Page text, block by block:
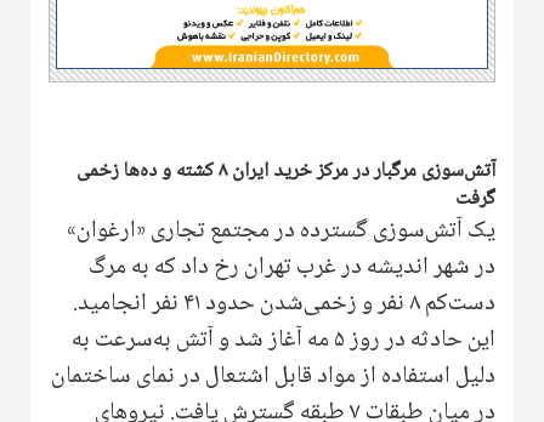
آتش‌سوزی مرگبار در مرکز خرید ایران ۸ کشته و ده‌ها زخمی
گرفت
یک آتش‌سوزی گسترده در مجتمع تجاری «ارغوان»
در شهر اندیشه در غرب تهران رخ داد که به مرگ
دست‌کم ۸ نفر و زخمی‌شدن حدود ۴۱ نفر انجامید.
این حادثه در روز ۵ مه آغاز شد و آتش به‌سرعت به
دلیل استفاده از مواد قابل اشتعال در نمای ساختمان
در میان طبقات ۷ طبقه گسترش یافت. نیروهای